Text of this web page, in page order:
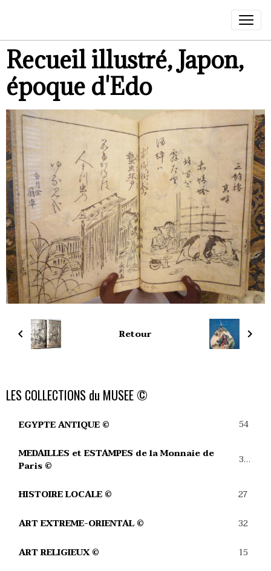
Recueil illustré, Japon,
époque d'Edo
Retour
LES COLLECTIONS du MUSEE ©
EGYPTE ANTIQUE © 54
MEDAILLES et ESTAMPES de la Monnaie de
Paris ©
39
HISTOIRE LOCALE © 27
ART EXTREME-ORIENTAL © 32
ART RELIGIEUX © 15